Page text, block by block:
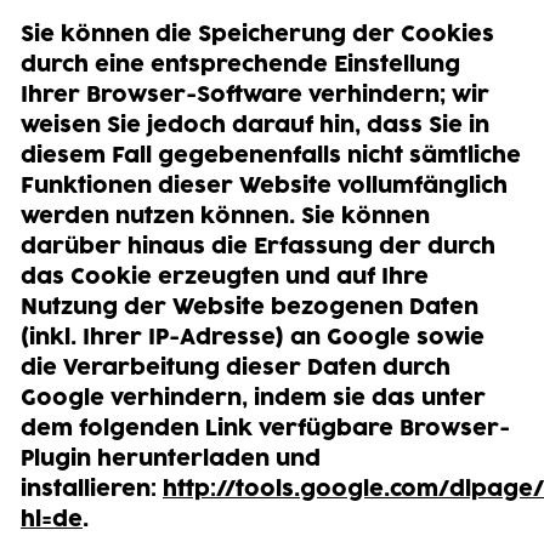
Sie können die Speicherung der Cookies
durch eine entsprechende Einstellung
Ihrer Browser-Software verhindern; wir
weisen Sie jedoch darauf hin, dass Sie in
diesem Fall gegebenenfalls nicht sämtliche
Funktionen dieser Website vollumfänglich
werden nutzen können. Sie können
darüber hinaus die Erfassung der durch
das Cookie erzeugten und auf Ihre
Nutzung der Website bezogenen Daten
(inkl. Ihrer IP-Adresse) an Google sowie
die Verarbeitung dieser Daten durch
Google verhindern, indem sie das unter
dem folgenden Link verfügbare Browser-
Plugin herunterladen und
installieren: http://tools.google.com/
hl=de.